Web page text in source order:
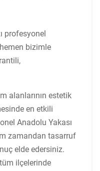
profesyonel
bizimle
alanlarının estetik
en etkili
Anadolu Yakası
zamandan tasarruf
elde edersiniz.
tüm ilçelerinde